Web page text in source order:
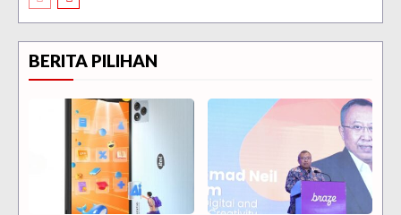
BERITA PILIHAN